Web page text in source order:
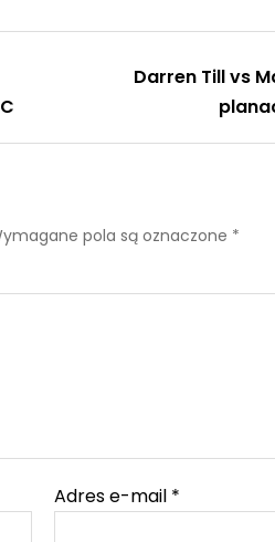
Darren Till vs
pola są oznaczone *
Adres e-mail *